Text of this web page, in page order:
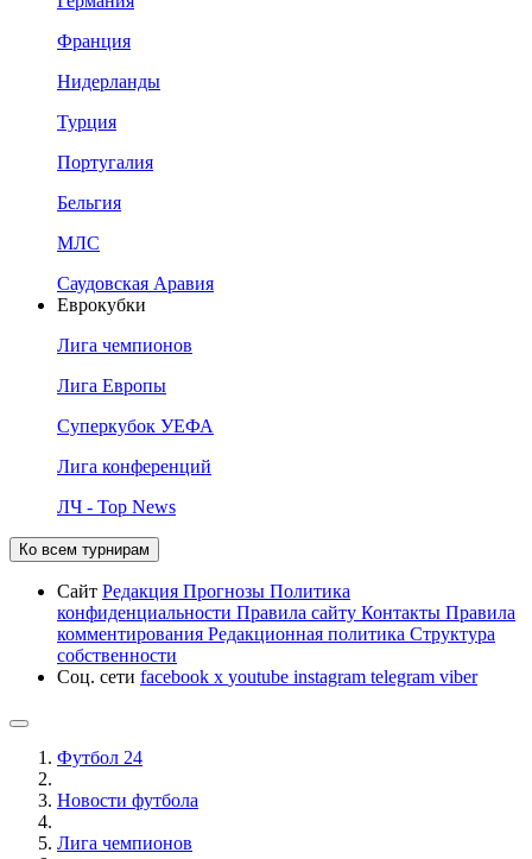
Франция
Нидерланды
Турция
Португалия
Бельгия
МЛС
Саудовская Аравия
Еврокубки
Лига чемпионов
Лига Европы
Суперкубок УЕФА
Лига конференций
ЛЧ - Top News
Ко всем турнирам
Сайт Редакция Прогнозы Политика
конфиденциальности Правила сайту Контакты Правила
комментирования Редакционная политика Структура
собственности
Соц. сети facebook x youtube instagram telegram viber
Футбол 24
Новости футбола
Лига чемпионов